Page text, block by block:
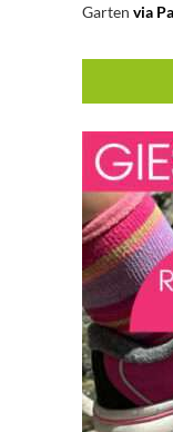
Garten via